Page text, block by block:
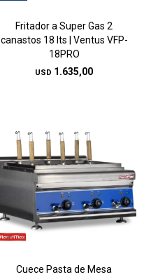
Fritador a Super Gas 2
canastos 18 lts | Ventus VFP-
18PRO
USD 1.635,00
Cuece Pasta de Mesa